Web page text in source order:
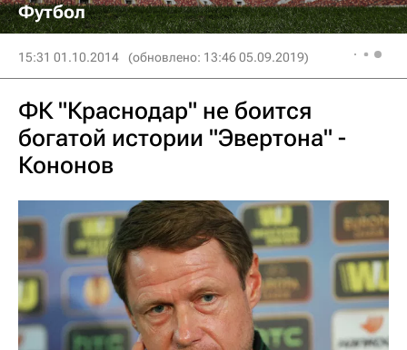
Футбол
15:31 01.10.2014 (обновлено: 13:46 05.09.2019)
ФК "Краснодар" не боится
богатой истории "Эвертона" -
Кононов